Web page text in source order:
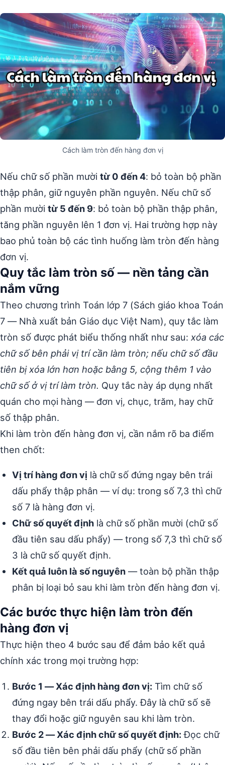
Cách làm tròn đến hàng đơn vị
Nếu chữ số phần mười từ 0 đến 4: bỏ toàn bộ phần
thập phân, giữ nguyên phần nguyên. Nếu chữ số
phần mười từ 5 đến 9: bỏ toàn bộ phần thập phân,
tăng phần nguyên lên 1 đơn vị. Hai trường hợp này
bao phủ toàn bộ các tình huống làm tròn đến hàng
đơn vị.
Quy tắc làm tròn số — nền tảng cần
nắm vững
Theo chương trình Toán lớp 7 (Sách giáo khoa Toán
7 — Nhà xuất bản Giáo dục Việt Nam), quy tắc làm
tròn số được phát biểu thống nhất như sau: xóa các
chữ số bên phải vị trí cần làm tròn; nếu chữ số đầu
tiên bị xóa lớn hơn hoặc bằng 5, cộng thêm 1 vào
chữ số ở vị trí làm tròn. Quy tắc này áp dụng nhất
quán cho mọi hàng — đơn vị, chục, trăm, hay chữ
số thập phân.
Khi làm tròn đến hàng đơn vị, cần nắm rõ ba điểm
then chốt:
Vị trí hàng đơn vị là chữ số đứng ngay bên trái
dấu phẩy thập phân — ví dụ: trong số 7,3 thì chữ
số 7 là hàng đơn vị.
Chữ số quyết định là chữ số phần mười (chữ số
đầu tiên sau dấu phẩy) — trong số 7,3 thì chữ số
3 là chữ số quyết định.
Kết quả luôn là số nguyên — toàn bộ phần thập
phân bị loại bỏ sau khi làm tròn đến hàng đơn vị.
Các bước thực hiện làm tròn đến
hàng đơn vị
Thực hiện theo 4 bước sau để đảm bảo kết quả
chính xác trong mọi trường hợp:
Bước 1 — Xác định hàng đơn vị: Tìm chữ số
đứng ngay bên trái dấu phẩy. Đây là chữ số sẽ
thay đổi hoặc giữ nguyên sau khi làm tròn.
Bước 2 — Xác định chữ số quyết định:Đọc chữ
số đầu tiên bên phải dấu phẩy (chữ số phần